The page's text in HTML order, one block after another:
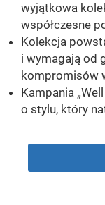
wyjątkowa
współczesne
Kolekcja
i wymagają od
kompromisów
Kampania
o stylu, który